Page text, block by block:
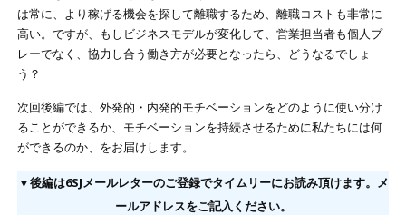
は常に、より稼げる機会を探して離職するため、離職コストも非常に
高い。ですが、もしビジネスモデルが変化して、営業担当者も個人プ
レーでなく、協力し合う働き方が必要となったら、どうなるでしょ
う？
次回後編では、外発的・内発的モチベーションをどのように使い分け
ることができるか、モチベーションを持続させるために私たちには何
ができるのか、をお届けします。
▼後編は6SJメールレターのご登録でタイムリーにお読み頂けます。メ
ールアドレスをご記入ください。